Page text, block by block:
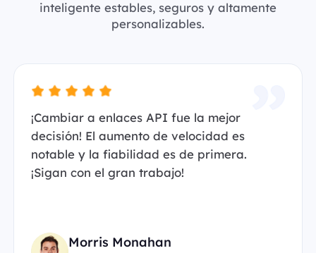
inteligente estables, seguros y altamente
personalizables.
¡Cambiar a enlaces API fue la mejor
decisión! El aumento de velocidad es
notable y la fiabilidad es de primera.
¡Sigan con el gran trabajo!
Morris Monahan